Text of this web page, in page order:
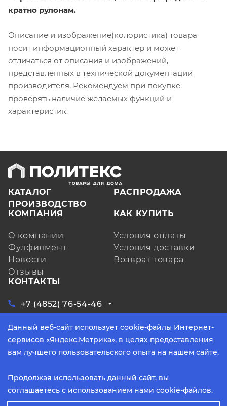
кратно рулонам.
Описание и изображение(колористика) товара
носит информационный характер и может
отличаться от описания и изображений,
представленных в технической документации
производителя. Рекомендуем при покупке
проверять наличие желаемых функций и
характеристик.
КАТАЛОГ
РАСПРОДАЖА
ПРОИЗВОДСТВО
КОМПАНИЯ
О компании
Фулфилмент
Новости
Отзывы
КАК КУПИТЬ
Условия оплаты
Условия доставки
Возврат товара
КОНТАКТЫ
+7 (4852) 76-54-46
Ярославская обл, д. Кузнечиха, ул.
Индустриальная, д. 6, лит. А, оф. 3
пн - пт, с 9:00 до 17:30 (по МСК)
Данный веб-сайт использует cookie-файлы Интернет-
сервисов «Яндекс.Метрика», в целях предоставления
вам лучшего пользовательского опыта на нашем сайте.
Продолжая использовать данный сайт, вы
соглашаетесь с использованием нами cookie-файлов.